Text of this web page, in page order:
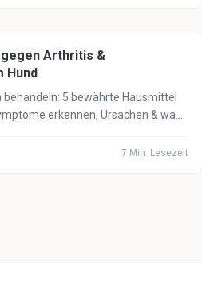
Arthritis &
Hund
5 bewährte Hausmittel
erkennen, Ursachen & wann
7 Min. Lesezeit